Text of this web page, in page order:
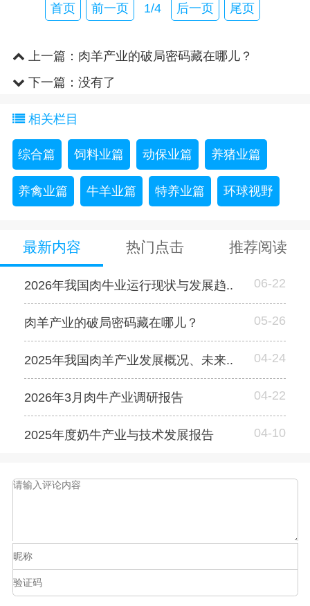
首页 前一页 1/4 后一页 尾页
上一篇： 肉羊产业的破局密码藏在哪儿？
下一篇：没有了
相关栏目
综合篇 饲料业篇 动保业篇 养猪业篇
养禽业篇 牛羊业篇 特养业篇 环球视野
最新内容 热门点击 推荐阅读
2026年我国肉牛业运行现状与发展趋.. 06-22
肉羊产业的破局密码藏在哪儿？ 05-26
2025年我国肉羊产业发展概况、未来.. 04-24
2026年3月肉牛产业调研报告 04-22
2025年度奶牛产业与技术发展报告 04-10